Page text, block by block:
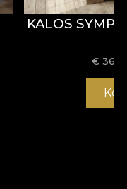
KALOS
€